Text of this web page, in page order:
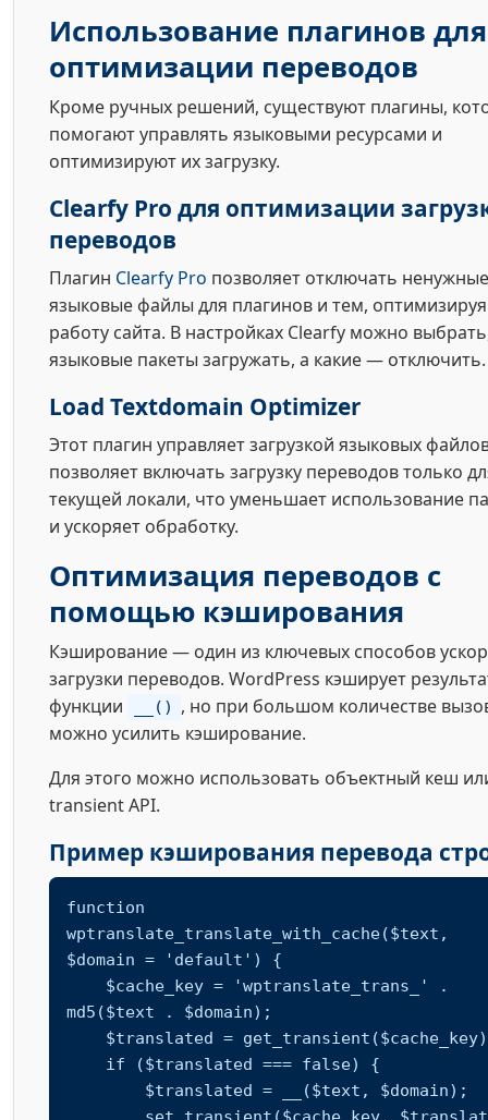
Использование плагинов для
оптимизации переводов
Кроме ручных решений, существуют плагины,
помогают управлять языковыми ресурсами и
оптимизируют их загрузку.
Clearfy Pro для оптимизации
переводов
Плагин Clearfy Pro позволяет отключать ненужные
языковые файлы для плагинов и тем, оптимизируя
работу сайта. В настройках Clearfy можно
языковые пакеты загружать, а какие — отключить.
Load Textdomain Optimizer
Этот плагин управляет загрузкой языковых
позволяет включать загрузку переводов только
текущей локали, что уменьшает использование
и ускоряет обработку.
Оптимизация переводов с
помощью кэширования
Кэширование — один из ключевых способов
загрузки переводов. WordPress кэширует
функции
__()
, но при большом количестве
можно усилить кэширование.
Для этого можно использовать объектный кеш
transient API.
Пример кэширования перевода
function
wptranslate_translate_with_cache($text,
$domain = 'default') {
md5($text . $domain);